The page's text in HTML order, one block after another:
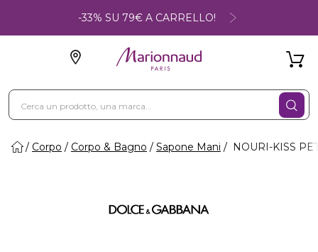
-33% SU 79€ A CARRELLO!
Corpo Corpo & Bagno Sapone Mani NOURI-KISS